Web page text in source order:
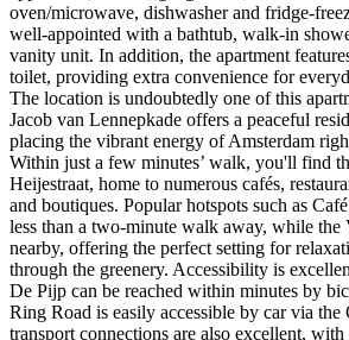
oven/microwave, dishwasher and fridge-
well-appointed with a bathtub, walk-in
vanity unit. In addition, the apartment
toilet, providing extra convenience for
The location is undoubtedly one of this
Jacob van Lennepkade offers a peaceful
placing the vibrant energy of Amsterdam
Within just a few minutes’ walk, you'll find
Heijestraat, home to numerous cafés,
and boutiques. Popular hotspots such as
less than a two-minute walk away, while the
nearby, offering the perfect setting for
through the greenery. Accessibility is
De Pijp can be reached within minutes by
Ring Road is easily accessible by car via
transport connections are also excellent,